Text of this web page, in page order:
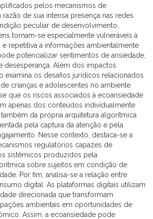
pelos mecanismos de
de sua intensa presença nas redes
peculiar de desenvolvimento,
tornam-se especialmente vulneráveis à
repetitiva a informações ambientalmente
potencializar sentimentos de ansiedade,
desesperança. Além dos impactos
examina os desafios jurídicos relacionados
crianças e adolescentes no ambiente
que os riscos associados à ecoansiedade
apenas dos conteúdos individualmente
da própria arquitetura algorítmica
pela captura da atenção e pela
Nesse contexto, destaca-se a
regulatórios capazes de
sistêmicos produzidos pela
sobre sujeitos em condição de
Por fim, analisa-se a relação entre
digital. As plataformas digitais utilizam
direcionada que transformam
ambientais em oportunidades de
Assim, a ecoansiedade pode